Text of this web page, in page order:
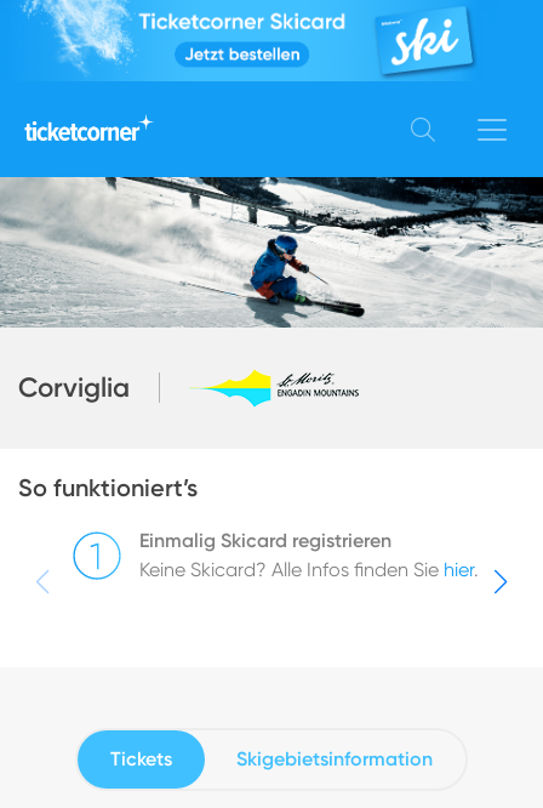
Corviglia
So funktioniert’s
Einmalig Skicard registrieren
Keine Skicard? Alle Infos finden Sie hier.
Tickets Skigebietsinformation